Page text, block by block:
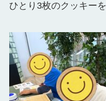
ひとり3枚のクッキーを